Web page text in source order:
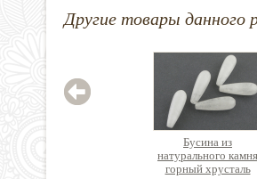
Другие товары данного
Бусина из
натурального камня
горный хрусталь